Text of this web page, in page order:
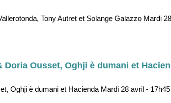
Tony Autret et Solange Galazzo Mardi
Ousset, Oghji è dumani et
Oghji è dumani et Hacienda Mardi 28 avril -